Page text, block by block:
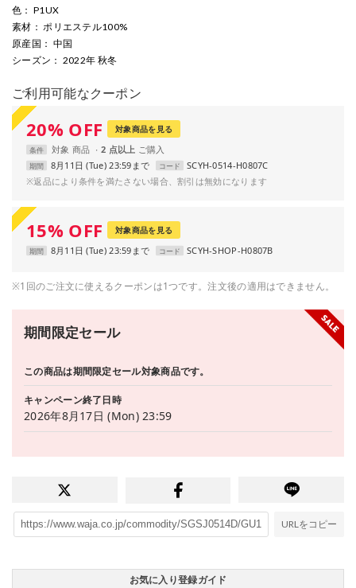
色 ： P1UX
素材 ： ポリエステル100%
原産国 ： 中国
シーズン ： 2022年 秋冬
ご利用可能なクーポン
20% OFF 対象商品を見る
条件 対象 商品 2 点以上
期間 8月11日 (Tue) 23:59まで コード
SCYH-0514-H0807C
※返品により条件を満たさない場合、割引は無効になります
15% OFF 対象商品を見る
期間 8月11日 (Tue) 23:59まで コード SCYH-SHOP-H0807B
※1回のご注文に使えるクーポンは1つです。注文後の適用はできません。
期間限定セール
この商品は期間限定セール対象商品です。
キャンペーン終了日時
2026年8月17日 (Mon) 23:59
URLをコピー
お気に入り登録ガイド